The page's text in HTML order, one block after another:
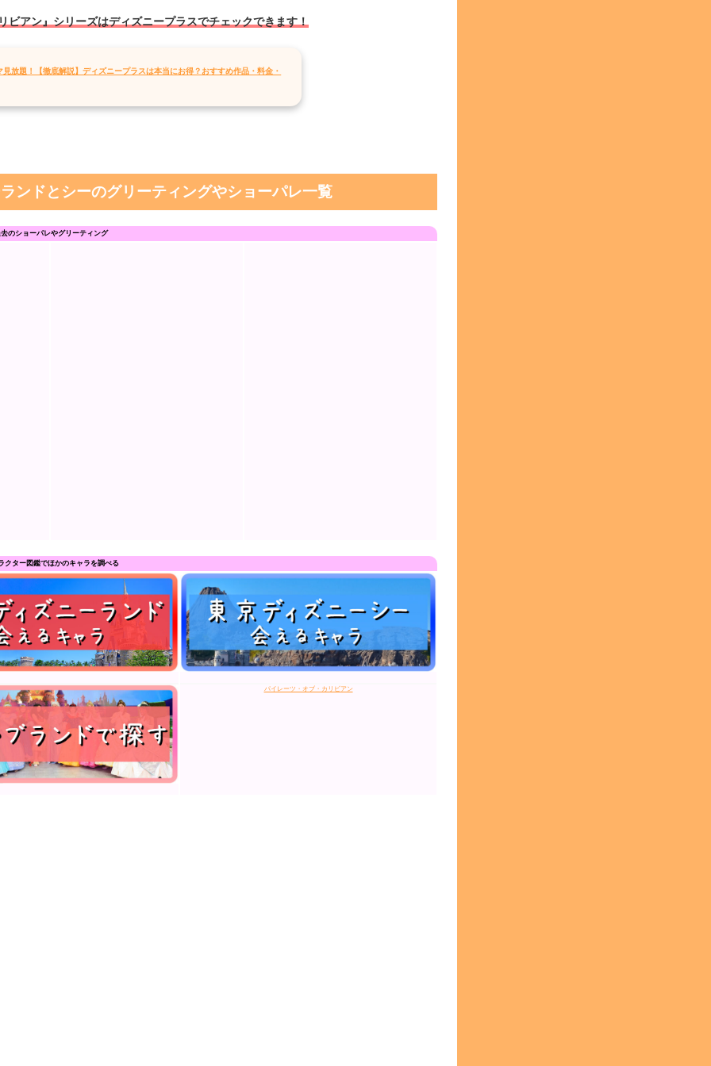
アン』シリーズはディズニープラスでチェックできます！
放題！【徹底解説】ディズニープラスは本当にお得？おすすめ作品・料金・
ンドとシーのグリーティングやショーパレ一覧
のショーパレやグリーティング
クター図鑑でほかのキャラを調べる
パイレーツ・オブ・カリビアン